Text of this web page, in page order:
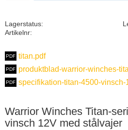
Lagerstatus
Artikelnr
titan.pdf
produktblad-warrior-winches-
specifikation-titan-4500-vinsch-
Warrior Winches Titan-
vinsch 12V med stålvajer